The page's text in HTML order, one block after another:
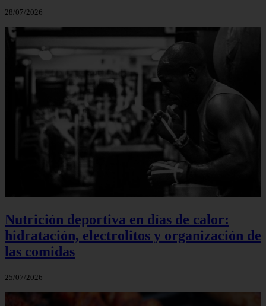
28/07/2026
Nutrición deportiva en días de calor:
hidratación, electrolitos y organización de
las comidas
25/07/2026